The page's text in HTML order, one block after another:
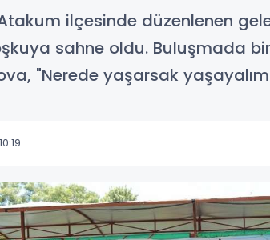
ilçesinde düzenlenen
sahne oldu. Buluşmada
"Nerede yaşarsak